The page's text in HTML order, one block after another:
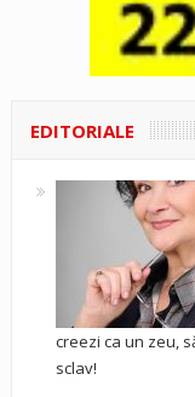
EDITORIALE
creezi ca un zeu,
sclav!